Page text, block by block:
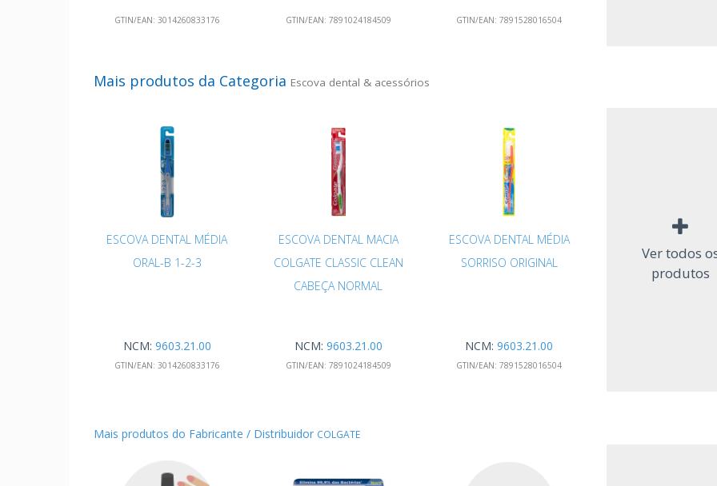
GTIN/EAN: 3014260833176 GTIN/EAN: 7891024184509 GTIN/EAN: 7891528016504
Mais produtos da Categoria Escova dental & acessórios
ESCOVA DENTAL MÉDIA
ORAL-B 1-2-3
NCM: 9603.21.00
GTIN/EAN: 3014260833176
ESCOVA DENTAL MACIA
COLGATE CLASSIC CLEAN
CABEÇA NORMAL
NCM: 9603.21.00
GTIN/EAN: 7891024184509
ESCOVA DENTAL MÉDIA
SORRISO ORIGINAL
NCM:9603.21.00
GTIN/EAN: 7891528016504
Ver todos
produtos
Mais produtos do Fabricante / Distribuidor COLGATE